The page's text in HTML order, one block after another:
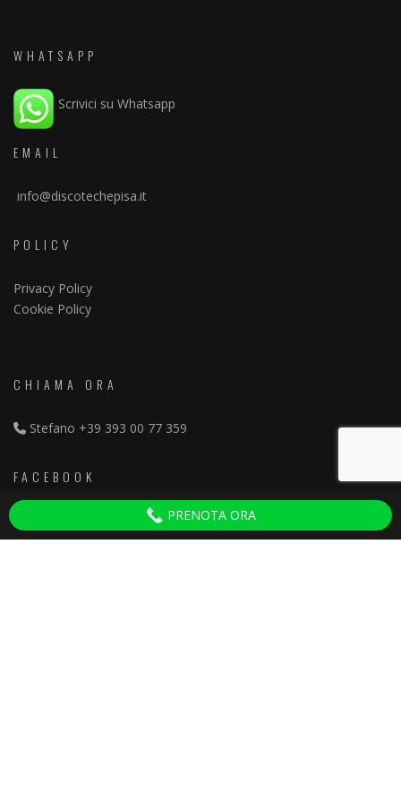
WHATSAPP
Scrivici su Whatsapp
EMAIL
info@discotechepisa.it
POLICY
Privacy Policy
Cookie Policy
CHIAMA ORA
Stefano +39 393 00 77 359
FACEBOOK
Discoteche Pisa
PRENOTA ORA